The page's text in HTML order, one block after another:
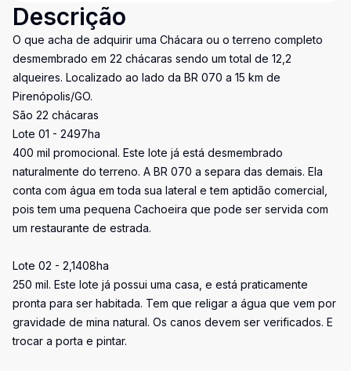
Descrição
O que acha de adquirir uma Chácara ou o terreno completo
desmembrado em 22 chácaras sendo um total de 12,2
alqueires. Localizado ao lado da BR 070 a 15 km de
Pirenópolis/GO.
São 22 chácaras
Lote 01 - 2497ha
400 mil promocional. Este lote já está desmembrado
naturalmente do terreno. A BR 070 a separa das demais. Ela
conta com água em toda sua lateral e tem aptidão comercial,
pois tem uma pequena Cachoeira que pode ser servida com
um restaurante de estrada.
Lote 02 - 2,1408ha
250 mil. Este lote já possui uma casa, e está praticamente
pronta para ser habitada. Tem que religar a água que vem por
gravidade de mina natural. Os canos devem ser verificados. E
trocar a porta e pintar.